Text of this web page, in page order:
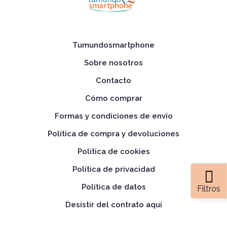
Filtros
Tumundosmartphone
Sobre nosotros
Contacto
Cómo comprar
Formas y condiciones de envío
Política de compra y devoluciones
Política de cookies
Política de privacidad
Política de datos
Desistir del contrato aquí